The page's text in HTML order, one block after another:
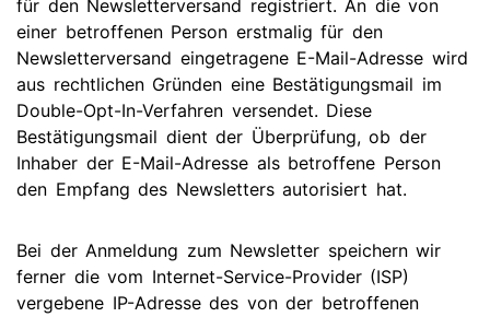
für den Newsletterversand registriert. An die von
einer betroffenen Person erstmalig für den
Newsletterversand eingetragene E-Mail-Adresse wird
aus rechtlichen Gründen eine Bestätigungsmail im
Double-Opt-In-Verfahren versendet. Diese
Bestätigungsmail dient der Überprüfung, ob der
Inhaber der E-Mail-Adresse als betroffene Person
den Empfang des Newsletters autorisiert hat.
Bei der Anmeldung zum Newsletter speichern wir
ferner die vom Internet-Service-Provider (ISP)
vergebene IP-Adresse des von der betroffenen